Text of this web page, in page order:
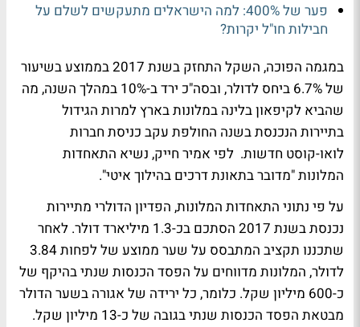
פער של 400%: למה הישראלים מתעקשים לשלם על
חבילות חו"ל יקרות?
במגמה הפוכה, השקל התחזק בשנת 2017 בממוצע בשיעור
של 6.7% ביחס לדולר, ובסה"כ ירד ב-10% במהלך השנה, מה
שהביא לקיפאון בלינה במלונות בארץ למרות הגידול
בתיירות הנכנסת בשנה החולפת עקב כניסת חברות
לואו-קוסט חדשות. לפי אמיר חייק, נשיא התאחדות
המלונות "מדובר בתאונת דרכים בהילוך איטי".
על פי נתוני התאחדות המלונות, הפדיון הדולרי מתיירות
נכנסת בשנת 2017 הסתכם בכ-1.3 מיליארד דולר. לאחר
שתכננו תקציב המתבסס על שער ממוצע של לפחות 3.84
לדולר, המלונות מדווחים על הפסד הכנסות שנתי בהיקף של
כ-600 מיליון שקל. כלומר, כל ירידה של אגורה בשער הדולר
מבטאת הפסד הכנסות שנתי בגובה של כ-13 מיליון שקל.